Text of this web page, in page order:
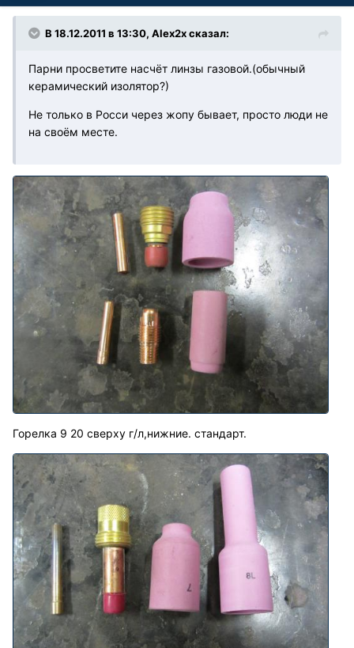
В 18.12.2011 в 13:30, Alex2x сказал:
Парни просветите насчёт линзы газовой.(обычный
керамический изолятор?)
Не только в Росси через жопу бывает, просто люди не
на своём месте.
Горелка 9 20 сверху г/л,нижние. стандарт.